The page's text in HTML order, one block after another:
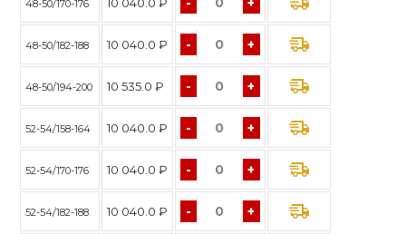
48-50/170-176
48-50/182-188 10 040.0 ₽ - +
48-50/194-200 10 535.0 ₽ - +
52-54/158-164 10 040.0 ₽ - +
52-54/170-176 10 040.0 ₽ - +
52-54/182-188 10 040.0 ₽ - +